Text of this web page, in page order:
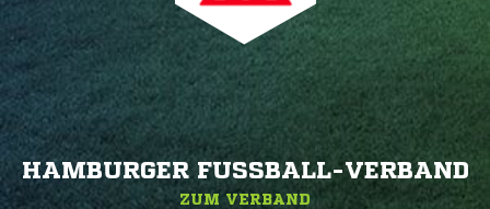
HAMBURGER FUSSBALL-VERBAND
ZUM VERBAND